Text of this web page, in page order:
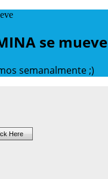
se mueve
semanalmente ;)